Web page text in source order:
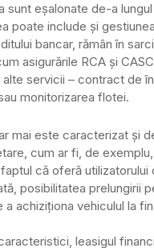
sunt eşalonate de-a
poate include şi
bancar, rămân în
asigurările RCA şi
alte servicii – contract de
monitorizarea flotei.
mai este caracterizat şi
cum ar fi, de
că oferă utilizatorului
posibilitatea prelungirii
a achiziţiona vehiculul la
leasigul